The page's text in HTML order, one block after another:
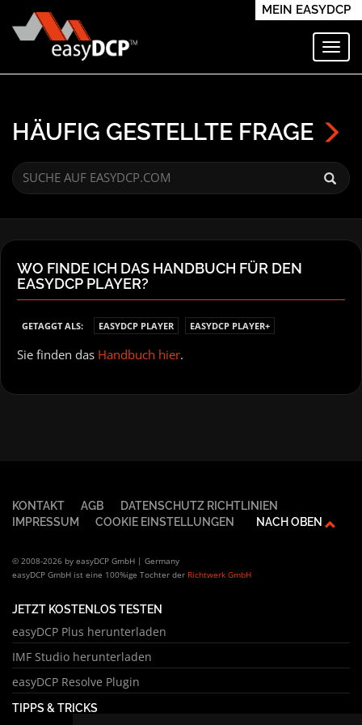
MEIN EASYDCP
HÄUFIG GESTELLTE FRAGE
WO FINDE ICH DAS HANDBUCH FÜR DEN
EASYDCP PLAYER?
GETAGGT ALS: EASYDCP PLAYER EASYDCP PLAYER+
Sie finden das Handbuch hier.
KONTAKT AGB
DATENSCHUTZ RICHTLINIEN
IMPRESSUM
COOKIE EINSTELLUNGEN NACH OBEN
© 2008-2026 by easyDCP GmbH | Germany
easyDCP GmbH ist eine 100%ige Tochter der Richtwerk GmbH
JETZT KOSTENLOS TESTEN
easyDCP Plus herunterladen
IMF Studio herunterladen
easyDCP Resolve Plugin
TIPPS & TRICKS